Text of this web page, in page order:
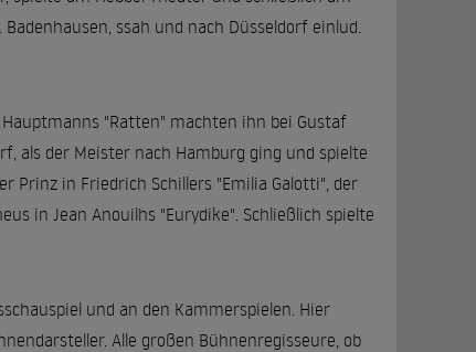
ssah und nach Düsseldorf einlud.
Hauptmanns "Ratten" machten ihn bei Gustaf
als der Meister nach Hamburg ging und spielte
Prinz in Friedrich Schillers "Emilia Galotti", der
in Jean Anouilhs "Eurydike". Schließlich spielte
und an den Kammerspielen. Hier
Alle großen Bühnenregisseure, ob